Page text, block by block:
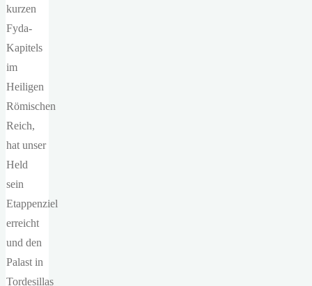
kurzen
Fyda-
Kapitels
im
Heiligen
Römischen
Reich,
hat unser
Held
sein
Etappenziel
erreicht
und den
Palast in
Tordesillas